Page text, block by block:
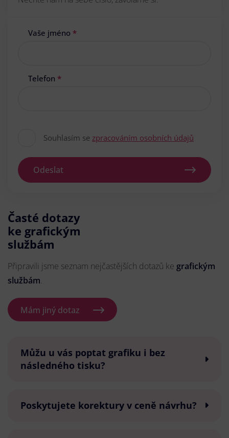
Vaše jméno *
Telefon *
Souhlasím se zpracováním osobních údajů
Odeslat
Časté dotazy
ke grafickým
službám
Připravili jsme seznam nejčastějších dotazů ke grafickým
službám.
Mám jiný dotaz
Můžu u vás poptat grafiku i bez
následného tisku?
Poskytujete korektury v ceně návrhu?